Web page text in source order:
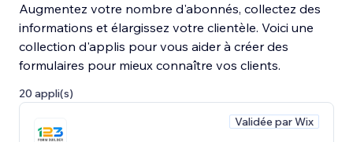
Augmentez votre nombre d'abonnés, collectez des
informations et élargissez votre clientèle. Voici une
collection d'applis pour vous aider à créer des
formulaires pour mieux connaître vos clients.
20 appli(s)
Validée par Wix